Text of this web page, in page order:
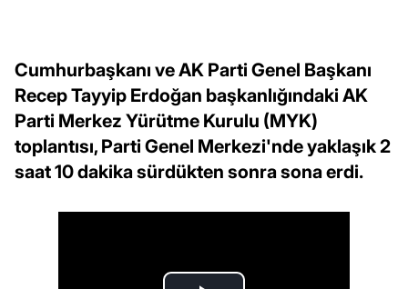
Cumhurbaşkanı ve AK Parti Genel Başkanı
Recep Tayyip Erdoğan başkanlığındaki AK
Parti Merkez Yürütme Kurulu (MYK)
toplantısı, Parti Genel Merkezi'nde yaklaşık 2
saat 10 dakika sürdükten sonra sona erdi.